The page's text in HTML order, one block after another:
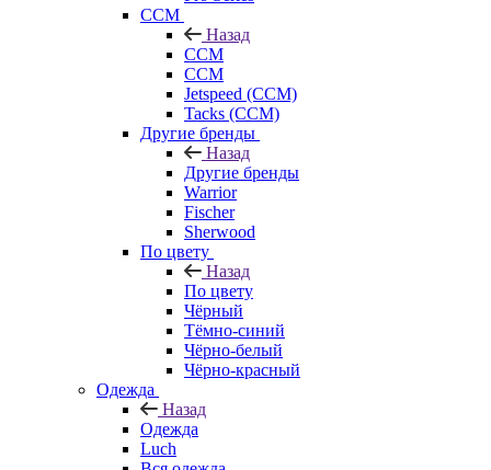
CCM
Назад
CCM
CCM
Jetspeed (CCM)
Tacks (CCM)
Другие бренды
Назад
Другие бренды
Warrior
Fischer
Sherwood
По цвету
Назад
По цвету
Чёрный
Тёмно-синий
Чёрно-белый
Чёрно-красный
Одежда
Назад
Одежда
Luch